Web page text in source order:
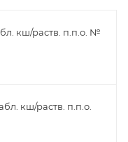
кш/раств. п.п.о. №
кш/раств. п.п.о.